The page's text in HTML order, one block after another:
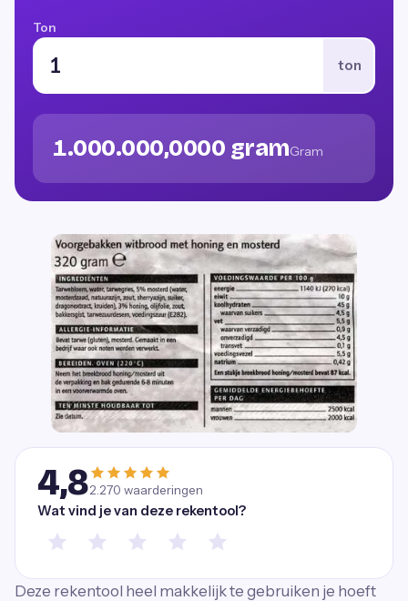
Ton
ton
1.000.000,0000 gramGram
4,82.270 waarderingen
Wat vind je van deze rekentool?
Deze rekentool heel makkelijk te gebruiken je hoeft